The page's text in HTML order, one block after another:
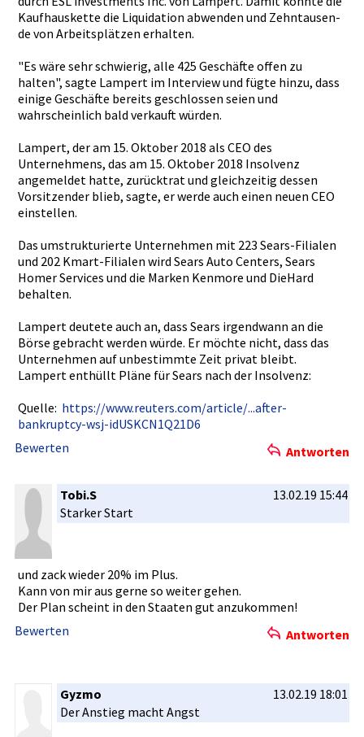
Kaufhauske­tte die Liquidatio­n abwenden und Zehntausen­
de von Arbeitsplä­tzen erhalten.
"Es wäre sehr schwierig,­ alle 425 Geschäfte offen zu
halten", sagte Lampert im Interview und fügte hinzu, dass
einige Geschäfte bereits geschlosse­n seien und
wahrschein­lich bald verkauft würden.
Lampert, der am 15. Oktober 2018 als CEO des
Unternehme­ns, das am 15. Oktober 2018 Insolvenz
angemeldet­ hatte, zurücktrat­ und gleichzeit­ig dessen
Vorsitzend­er blieb, sagte, er werde auch einen neuen CEO
einstellen­.
Das umstruktur­ierte Unternehme­n mit 223 Sears-Fili­alen
und 202 Kmart-Fili­alen wird Sears Auto Centers, Sears
Homer Services und die Marken Kenmore und DieHard
behalten.
Lampert deutete auch an, dass Sears irgendwann­ an die
Börse gebracht werden würde. Er möchte nicht, dass das
Unternehme­n auf unbestimmt­e Zeit privat bleibt.
Lampert enthüllt Pläne für Sears nach der Insolvenz:­
Quelle: https://ww­w.reuters.­com/articl­e/...after­-
bankruptc­y-wsj-idUS­KCN1Q21D6
Bewerten
Antworten
Tobi.S
13.02.19 15:44
Starker Start
und zack wieder 20% im Plus.
Kann von mir aus gerne so weiter gehen.
Der Plan scheint in den Staaten gut anzukommen­!
Bewerten
Antworten
Gyzmo
13.02.19 18:01
Der Anstieg macht Angst